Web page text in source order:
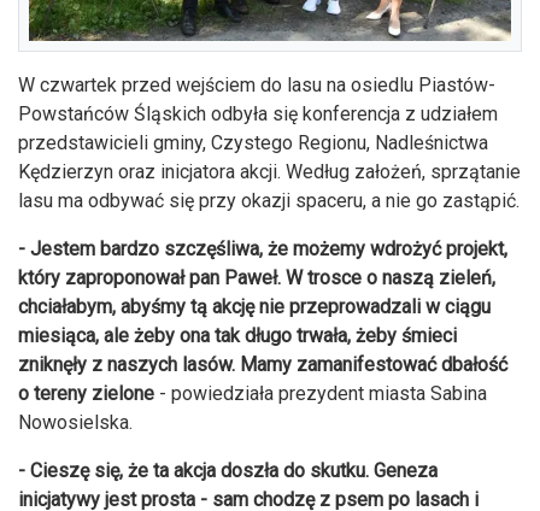
W czwartek przed wejściem do lasu na osiedlu Piastów-
Powstańców Śląskich odbyła się konferencja z udziałem
przedstawicieli gminy, Czystego Regionu, Nadleśnictwa
Kędzierzyn oraz inicjatora akcji. Według założeń, sprzątanie
lasu ma odbywać się przy okazji spaceru, a nie go zastąpić.
- Jestem bardzo szczęśliwa, że możemy wdrożyć projekt,
który zaproponował pan Paweł. W trosce o naszą zieleń,
chciałabym, abyśmy tą akcję nie przeprowadzali w ciągu
miesiąca, ale żeby ona tak długo trwała, żeby śmieci
zniknęły z naszych lasów. Mamy zamanifestować dbałość
o tereny zielone - powiedziała prezydent miasta Sabina
Nowosielska.
- Cieszę się, że ta akcja doszła do skutku. Geneza
inicjatywy jest prosta - sam chodzę z psem po lasach i